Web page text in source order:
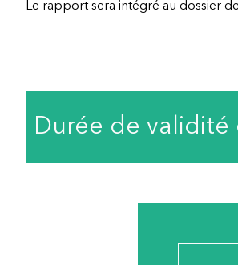
Le rapport sera intégré au dossier
Durée de validité